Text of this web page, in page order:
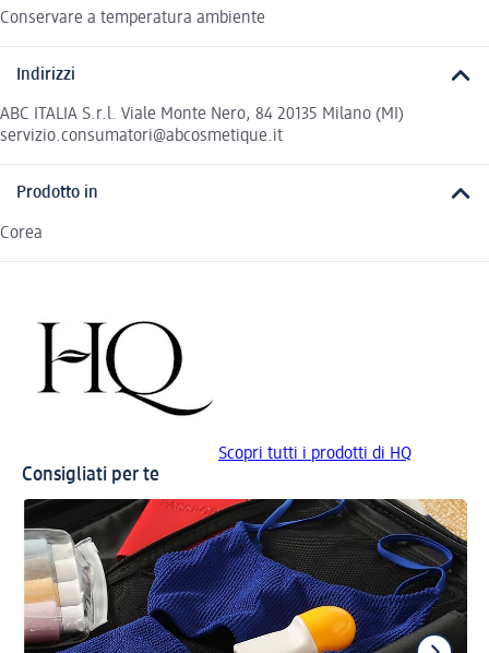
Conservare a temperatura ambiente
Indirizzi
ABC ITALIA S.r.l. Viale Monte Nero, 84 20135 Milano (MI)
servizio.consumatori@abcosmetique.it
Prodotto in
Corea
Scopri tutti i prodotti di HQ
Consigliati per te